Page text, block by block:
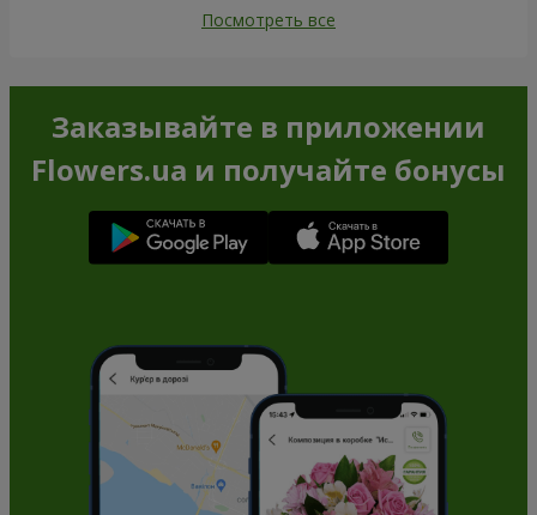
Посмотреть все
Заказывайте в приложении
Flowers.ua и получайте бонусы